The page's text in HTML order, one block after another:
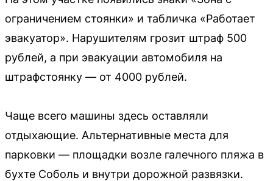
ограничением стоянки» и табличка «Работает
эвакуатор». Нарушителям грозит штраф 500
рублей, а при эвакуации автомобиля на
штрафстоянку — от 4000 рублей.
Чаще всего машины здесь оставляли
отдыхающие. Альтернативные места для
парковки — площадки возле галечного пляжа в
бухте Соболь и внутри дорожной развязки.